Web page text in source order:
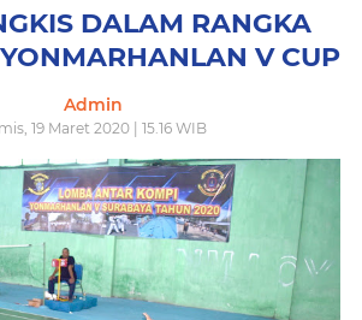
DALAM RANGKA
V CUP
Admin
19 Maret 2020 | 15.16 WIB